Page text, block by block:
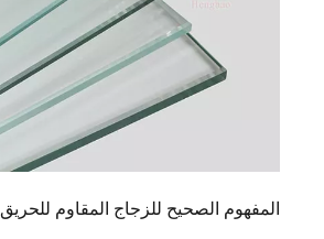
المفهوم الصحيح للزجاج المقاوم للحريق